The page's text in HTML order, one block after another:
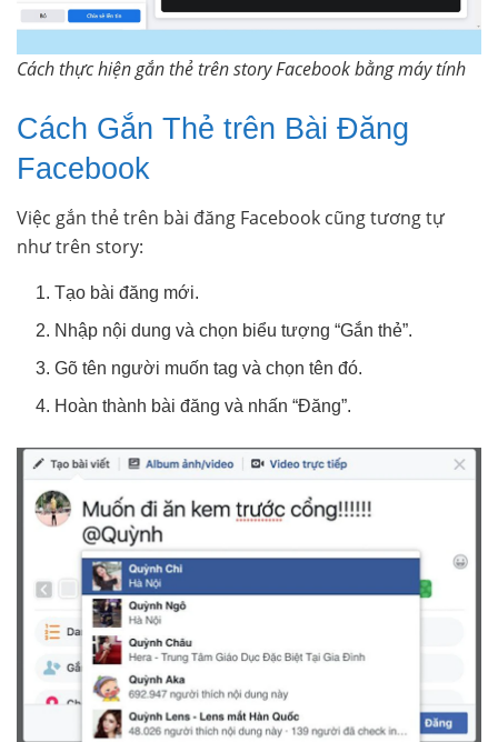
Cách thực hiện gắn thẻ trên story Facebook bằng máy tính
Cách Gắn Thẻ trên Bài Đăng
Facebook
Việc gắn thẻ trên bài đăng Facebook cũng tương tự
như trên story:
Tạo bài đăng mới.
Nhập nội dung và chọn biểu tượng “Gắn thẻ”.
Gõ tên người muốn tag và chọn tên đó.
Hoàn thành bài đăng và nhấn “Đăng”.